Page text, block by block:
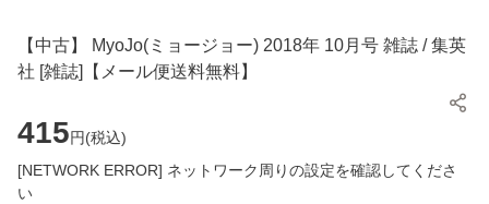
【中古】 MyoJo(ミョージョー) 2018年 10月号 雑誌 / 集英
社 [雑誌]【メール便送料無料】
415円(税込)
[NETWORK ERROR] ネットワーク周りの設定を確認してくださ
い